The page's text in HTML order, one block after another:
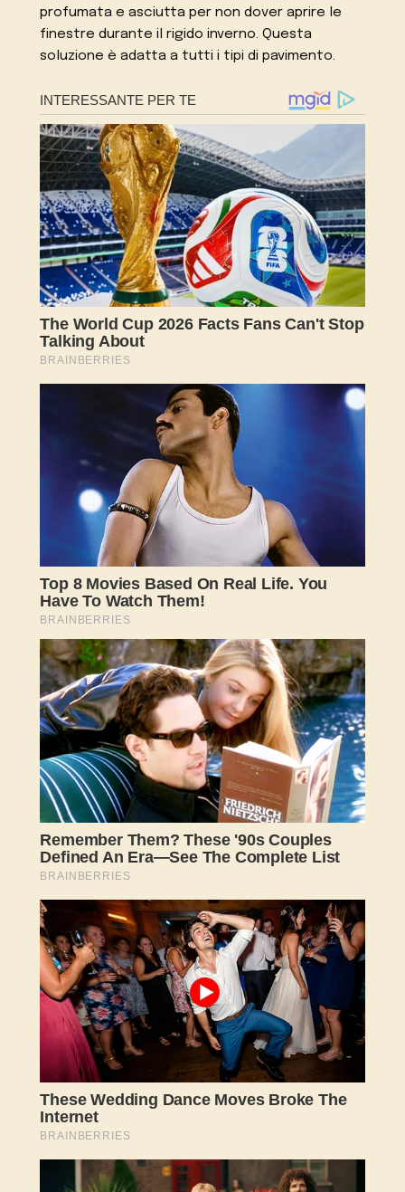
profumata e asciutta per non dover aprire le
finestre durante il rigido inverno. Questa
soluzione è adatta a tutti i tipi di pavimento.